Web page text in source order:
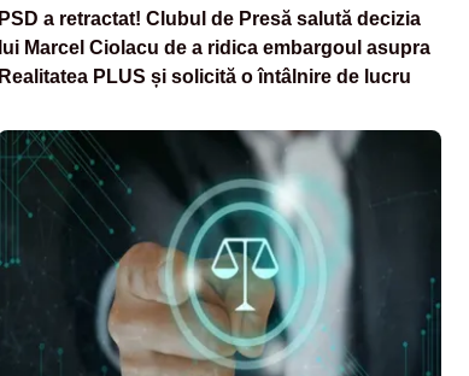
PSD a retractat! Clubul de Presă salută decizia
lui Marcel Ciolacu de a ridica embargoul asupra
Realitatea PLUS și solicită o întâlnire de lucru